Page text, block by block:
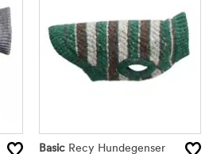
Basic Recy Hundegenser